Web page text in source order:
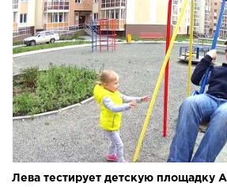
Лева тестирует детскую площадку